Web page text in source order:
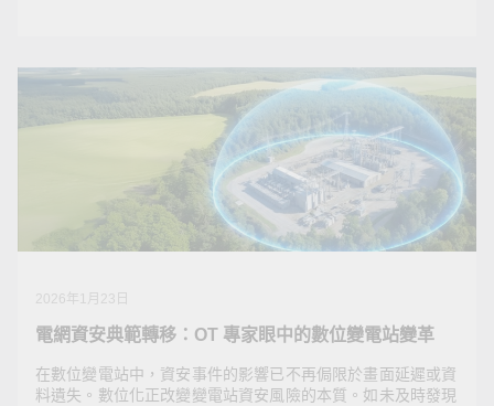
2026年4月1日
OT 工程師落實 IT 資安要求必讀指南：7 項關鍵安全
查核，精準評估您的風險
Auditors are targeting your OT edge devices. Run 7
critical security checks to close vulnerabilities and meet
2026年1月23日
電網資安典範轉移：OT 專家眼中的數位變電站變革
在數位變電站中，資安事件的影響已不再侷限於畫面延遲或資
料遺失。數位化正改變變電站資安風險的本質。如未及時發現